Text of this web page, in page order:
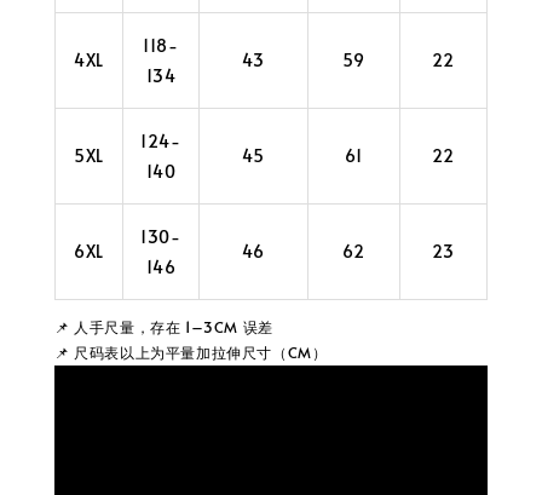
4XL
118-
134
43 59 22
5XL
124-
140
45 61 22
6XL
130-
146
46 62 23
📌 人手尺量，存在 1–3CM 误差
📌 尺码表以上为平量加拉伸尺寸（CM）